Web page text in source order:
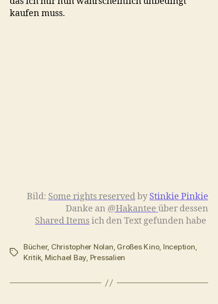
kaufen muss.
Bild: Some rights reservedby Stinkie Pinkie
Danke an @Hakantee über dessen
Shared Itemsich den Text gefunden habe
Schlagwörter
Bücher, Christopher Nolan, Großes Kino, Inception,
Kritik, Michael Bay, Pressalien